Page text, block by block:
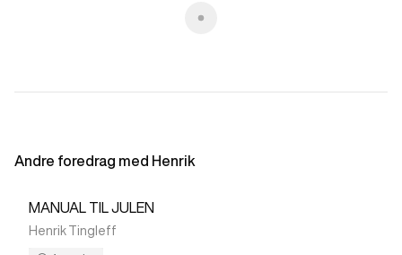
Andre foredrag med Henrik
MANUAL TIL JULEN
Henrik Tingleff